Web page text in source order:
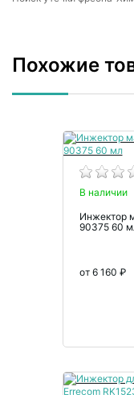
Похожие
В наличии
Инжектор
90375 60
от 6 160 ₽